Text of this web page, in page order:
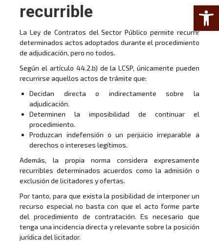
Abrir
recurrible
La Ley de Contratos del Sector Público permite recurrir
determinados actos adoptados durante el procedimiento
de adjudicación, pero no todos.
Según el artículo 44.2.b) de la LCSP, únicamente pueden
recurrirse aquellos actos de trámite que:
Decidan directa o indirectamente sobre la
adjudicación.
Determinen la imposibilidad de continuar el
procedimiento.
Produzcan indefensión o un perjuicio irreparable a
derechos o intereses legítimos.
Además, la propia norma considera expresamente
recurribles determinados acuerdos como la admisión o
exclusión de licitadores y ofertas.
Por tanto, para que exista la posibilidad de interponer un
recurso especial no basta con que el acto forme parte
del procedimiento de contratación. Es necesario que
tenga una incidencia directa y relevante sobre la posición
jurídica del licitador.